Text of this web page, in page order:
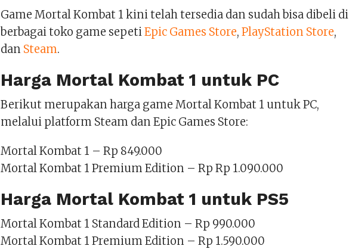
Game Mortal Kombat 1 kini telah tersedia dan sudah bisa dibeli di
berbagai toko game sepetiEpic Games Store,PlayStation Store,
dan Steam.
Harga Mortal Kombat 1 untuk PC
Berikut merupakan harga game Mortal Kombat 1 untuk PC,
melalui platform Steam dan Epic Games Store:
Mortal Kombat 1 – Rp 849.000
Mortal Kombat 1 Premium Edition – Rp Rp 1.090.000
Harga Mortal Kombat 1 untuk PS5
Mortal Kombat 1 Standard Edition – Rp 990.000
Mortal Kombat 1 Premium Edition – Rp 1.590.000